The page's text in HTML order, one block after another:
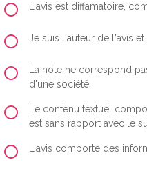
L'avis est diffamatoire,
Je suis l'auteur de l'avis
La note ne correspond
d'une société.
Le contenu textuel
est sans rapport avec le
L'avis comporte des